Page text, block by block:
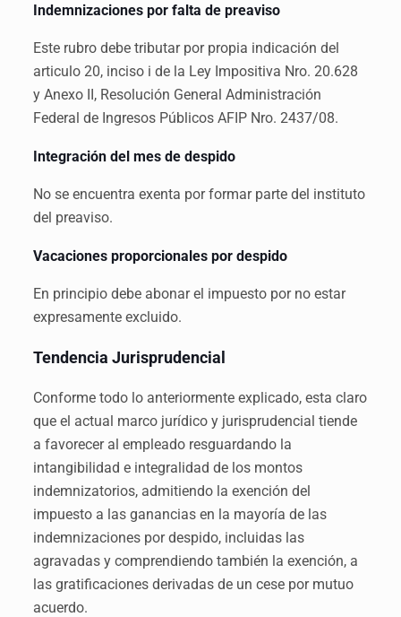
Indemnizaciones por falta de preaviso
Este rubro debe tributar por propia indicación del
articulo 20, inciso i de la Ley Impositiva Nro. 20.628
y Anexo II, Resolución General Administración
Federal de Ingresos Públicos AFIP Nro. 2437/08.
Integración del mes de despido
No se encuentra exenta por formar parte del instituto
del preaviso.
Vacaciones proporcionales por despido
En principio debe abonar el impuesto por no estar
expresamente excluido.
Tendencia Jurisprudencial
Conforme todo lo anteriormente explicado, esta claro
que el actual marco jurídico y jurisprudencial tiende
a favorecer al empleado resguardando la
intangibilidad e integralidad de los montos
indemnizatorios, admitiendo la exención del
impuesto a las ganancias en la mayoría de las
indemnizaciones por despido, incluidas las
agravadas y comprendiendo también la exención, a
las gratificaciones derivadas de un cese por mutuo
acuerdo.